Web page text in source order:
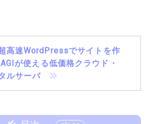
高速WordPressでサイトを作
が使える低価格クラウド・
ルサーバ